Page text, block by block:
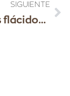
SIGUIENTE
¿Brazos flácidos y arrugados? Te contamos cómo solucionarlo